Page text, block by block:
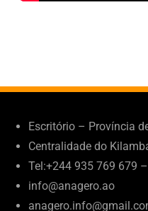
Escritório – Província
Centralidade do
Tel:+244 935 769 679
info@anagero.ao